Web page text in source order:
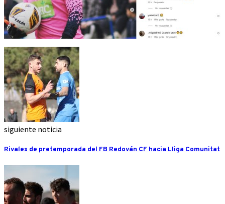
siguiente noticia
Rivales de pretemporada del FB Redován CF hacia Lliga Comunitat